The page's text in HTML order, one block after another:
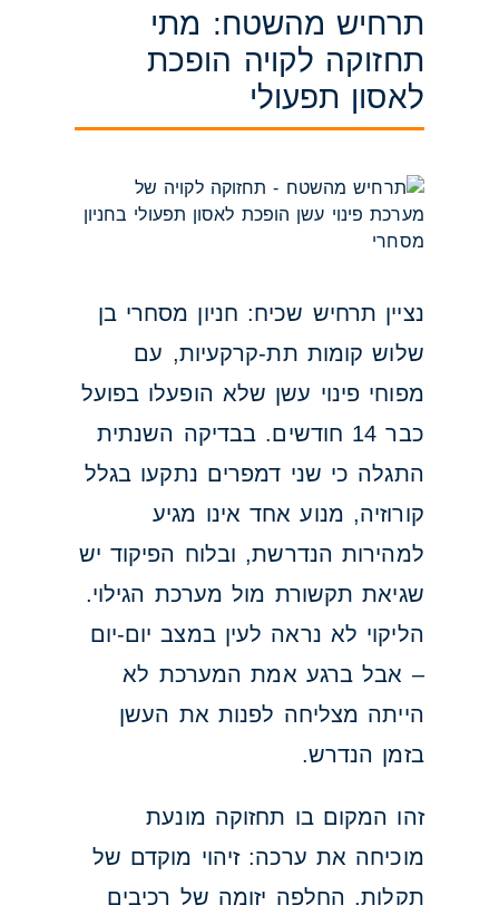
תרחיש מהשטח: מתי
תחזוקה לקויה הופכת
לאסון תפעולי
נציין תרחיש שכיח: חניון מסחרי בן
שלוש קומות תת-קרקעיות, עם
מפוחי פינוי עשן שלא הופעלו בפועל
כבר 14 חודשים. בבדיקה השנתית
התגלה כי שני דמפרים נתקעו בגלל
קורוזיה, מנוע אחד אינו מגיע
למהירות הנדרשת, ובלוח הפיקוד יש
שגיאת תקשורת מול מערכת הגילוי.
הליקוי לא נראה לעין במצב יום-יום
– אבל ברגע אמת המערכת לא
הייתה מצליחה לפנות את העשן
בזמן הנדרש.
זהו המקום בו תחזוקה מונעת
מוכיחה את ערכה: זיהוי מוקדם של
תקלות, החלפה יזומה של רכיבים